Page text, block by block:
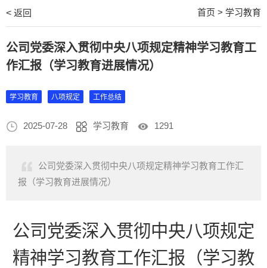
< 返回 首页 > 学习教育
公司党委深入贯彻中央八项规定精神学习教育工
作汇报（学习教育进展情况）
学习教育 八项规定 工作总结
2025-07-28 学习教育 1291
公司党委深入贯彻中央八项规定精神学习教育工作汇
报（学习教育进展情况）
公司 党委深入贯彻中央八项规定
精神学习教育工作汇报（学习教